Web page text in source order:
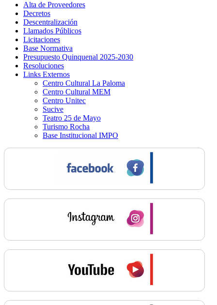
Alta de Proveedores
Decretos
Descentralización
Llamados Públicos
Licitaciones
Base Normativa
Presupuesto Quinquenal 2025-2030
Resoluciones
Links Externos
Centro Cultural La Paloma
Centro Cultural MEM
Centro Unitec
Sucive
Teatro 25 de Mayo
Turismo Rocha
Base Institucional IMPO